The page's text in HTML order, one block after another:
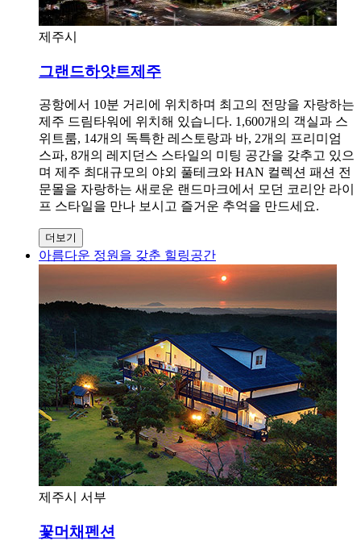
제주시
그랜드하얏트제주
공항에서 10분 거리에 위치하며 최고의 전망을 자랑하는
제주 드림타워에 위치해 있습니다. 1,600개의 객실과 스
위트룸, 14개의 독특한 레스토랑과 바, 2개의 프리미엄
스파, 8개의 레지던스 스타일의 미팅 공간을 갖추고 있으
며 제주 최대규모의 야외 풀테크와 HAN 컬렉션 패션 전
문몰을 자랑하는 새로운 랜드마크에서 모던 코리안 라이
프 스타일을 만나 보시고 즐거운 추억을 만드세요.
더보기
아름다운 정원을 갖춘 힐링공간
제주시 서부
꽃머채펜션